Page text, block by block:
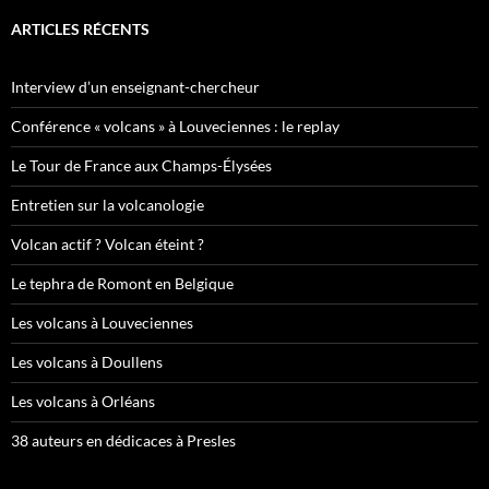
ARTICLES RÉCENTS
Interview d’un enseignant-chercheur
Conférence « volcans » à Louveciennes : le replay
Le Tour de France aux Champs-Élysées
Entretien sur la volcanologie
Volcan actif ? Volcan éteint ?
Le tephra de Romont en Belgique
Les volcans à Louveciennes
Les volcans à Doullens
Les volcans à Orléans
38 auteurs en dédicaces à Presles